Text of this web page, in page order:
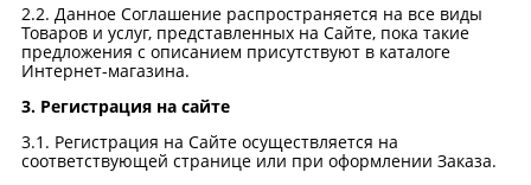
2.2. Данное Соглашение распространяется на все виды
Товаров и услуг, представленных на Сайте, пока такие
предложения с описанием присутствуют в каталоге
Интернет-магазина.
3. Регистрация на сайте
3.1. Регистрация на Сайте осуществляется на
соответствующей странице или при оформлении Заказа.